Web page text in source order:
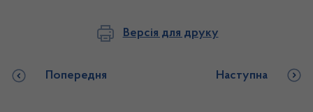
Версія для друку
Попередня Наступна